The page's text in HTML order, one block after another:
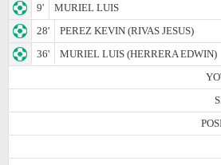
9'
MURIEL LUIS
28'
PEREZ KEVIN (RIVAS JESUS)
36'
MURIEL LUIS (HERRERA EDWIN)